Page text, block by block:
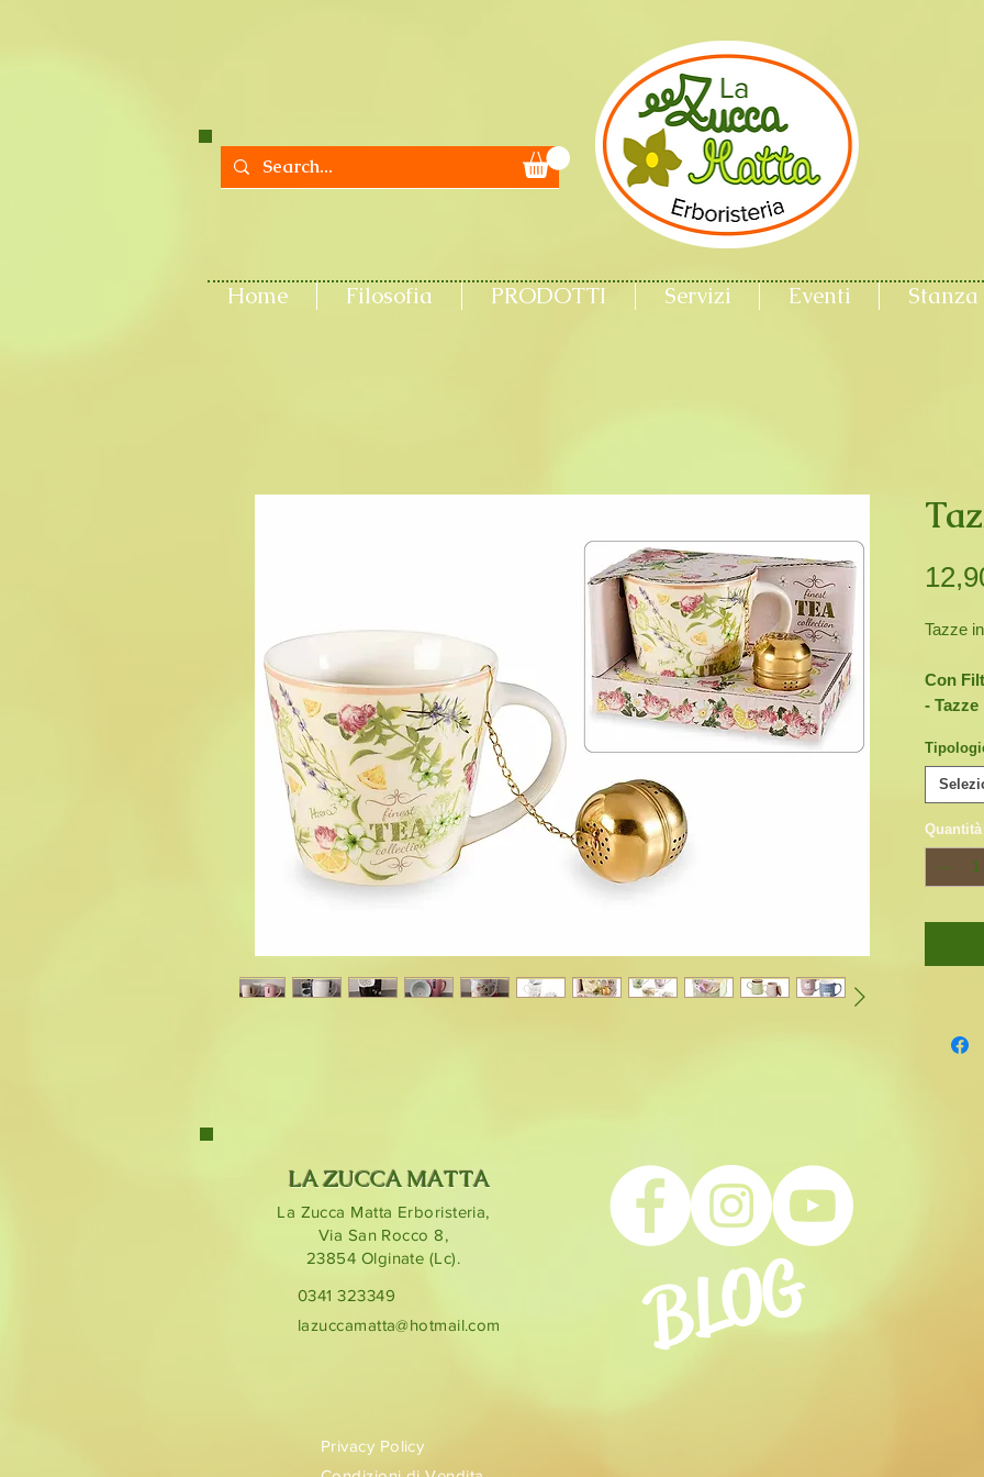
Home Filosofia PRODOTTI Servizi Eventi Stanza
Tazze
Con
-
-
bianca
ogni
fantasie
Quantità
LA ZUCCA MATTA
La Zucca Matta Erboristeria,
Via San Rocco 8,
23854 Olginate (Lc).
0341 323349
lazuccamatta@hotmail.com
Privacy Policy
BLOG